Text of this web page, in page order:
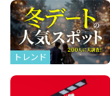
トレンド